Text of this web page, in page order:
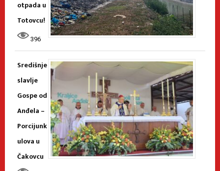
otpada u
Totovcu!
396
Središnje
slavlje
Gospe od
Anđela –
Porcijunk
ulova u
Čakovcu